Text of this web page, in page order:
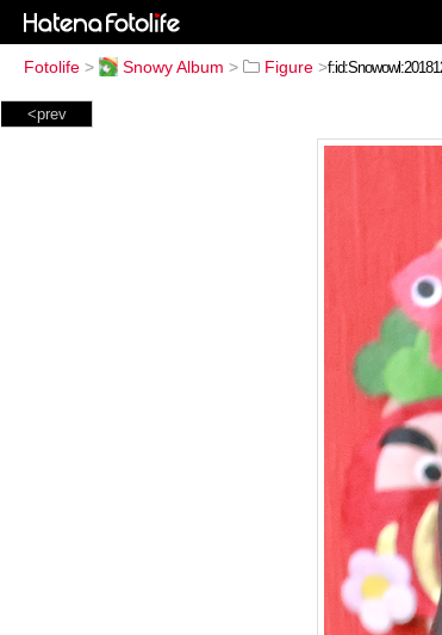
Fotolife > Snowy Album > Figure >
<prev